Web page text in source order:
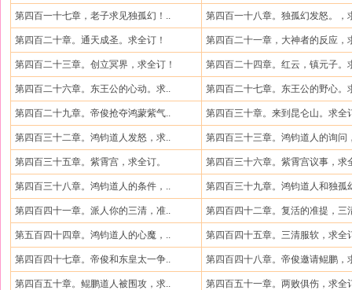
第四百一十七章，老子求见独孤幻！.. 第四百一十八章。独孤幻发怒。，
第四百二十章。通天成圣。求全订！ 第四百二十一章，大神者的反应，
第四百二十三章。创立冥界，求全订！ 第四百二十四章。红云，镇元子。
第四百二十六章。东王公的心动。求.. 第四百二十七章。东王公的野心。
第四百二十九章。帝俊抢夺鸿蒙紫气.. 第四百三十章。来到昆仑山。求全
第四百三十二章。鸿钧道人发怒，求.. 第四百三十三章。鸿钧道人的询问
第四百三十五章。紫霄宫，求全订。 第四百三十六章。紫霄宫议事，求
第四百三十八章。鸿钧道人的条件，.. 第四百三十九章。鸿钧道人和独孤
第四百四十一章。派人你的三清，准.. 第四百四十二章。复活的准提，三
第五百四十四章。鸿钧道人的心魔，.. 第四百四十五章。三清服软，求全
第四百四十七章。帝俊和东皇太一争.. 第四百四十八章。帝俊邀请鲲鹏，
第四百五十章。鲲鹏道人被围攻，求.. 第四百五十一章。两败俱伤，求全